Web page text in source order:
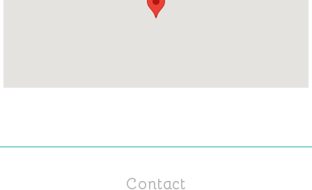
Contact